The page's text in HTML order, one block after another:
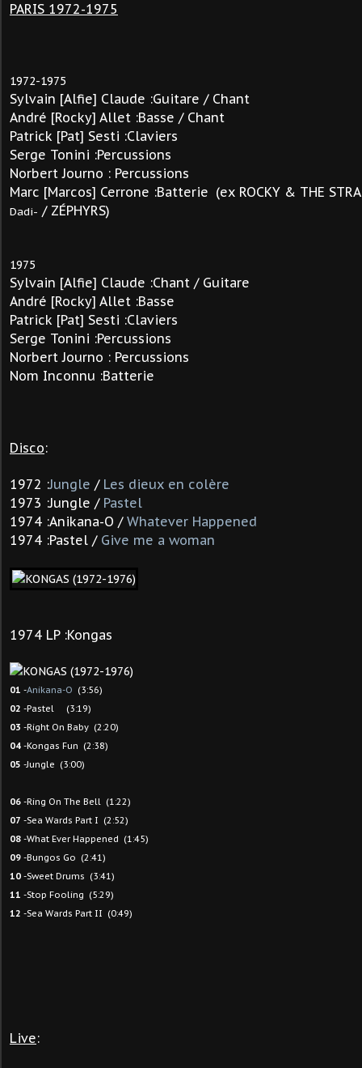
PARIS 1972-1975
1972-1975
Sylvain [Alfie] Claude :Guitare / Chant
André [Rocky] Allet :Basse / Chant
Patrick [Pat] Sesti :Claviers
Serge Tonini :Percussions
Norbert Journo : Percussions
Marc [Marcos] Cerrone :Batterie (ex ROCKY & THE
Dadi- / ZÉPHYRS)
1975
Sylvain [Alfie] Claude :Chant / Guitare
André [Rocky] Allet :Basse
Patrick [Pat] Sesti :Claviers
Serge Tonini :Percussions
Norbert Journo : Percussions
Nom Inconnu :Batterie
Disco:
1972 :Jungle / Les dieux en colère
1973 :Jungle / Pastel
1974 :Anikana-O / Whatever Happened
1974 :Pastel / Give me a woman
1974 LP :Kongas
01 -Anikana-O (3:56)
02 -Pastel (3:19)
03 -Right On Baby (2:20)
04 -Kongas Fun (2:38)
05 -Jungle (3:00)
06 -Ring On The Bell (1:22)
07 -Sea Wards Part I (2:52)
08 -What Ever Happened (1:45)
09 -Bungos Go (2:41)
10 -Sweet Drums (3:41)
11 -Stop Fooling (5:29)
12 -Sea Wards Part II (0:49)
Live: